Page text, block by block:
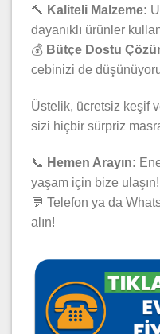
🔨 Kaliteli Malzeme:
dayanıklı ürünler
💰 Bütçe Dostu
cebinizi de
Üstelik, ücretsiz keşif
sizi hiçbir sürpriz
📞 Hemen Arayın:
yaşam için bize ulaşın!
💬 Telefon ya da
alın!